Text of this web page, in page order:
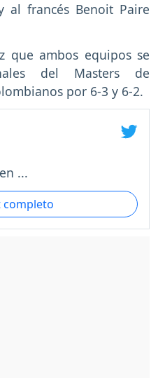
al francés Benoit Paire
que ambos equipos se
del Masters de
por 6-3 y 6-2.
...
completo